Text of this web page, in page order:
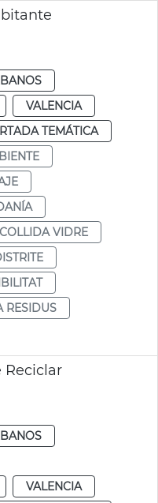
VALENCIA
TEMÁTICA
VIDRE
RESIDUS
Reciclar
VALENCIA